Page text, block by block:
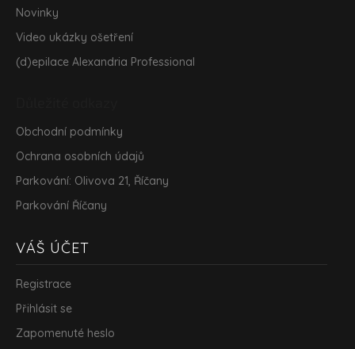
Novinky
Video ukázky ošetření
(d)epilace Alexandria Professional
Obchodní podmínky
Ochrana osobních údajů
Parkování: Olivova 21, Říčany
Parkování Říčany
VÁŠ ÚČET
Registrace
Přihlásit se
Zapomenuté heslo